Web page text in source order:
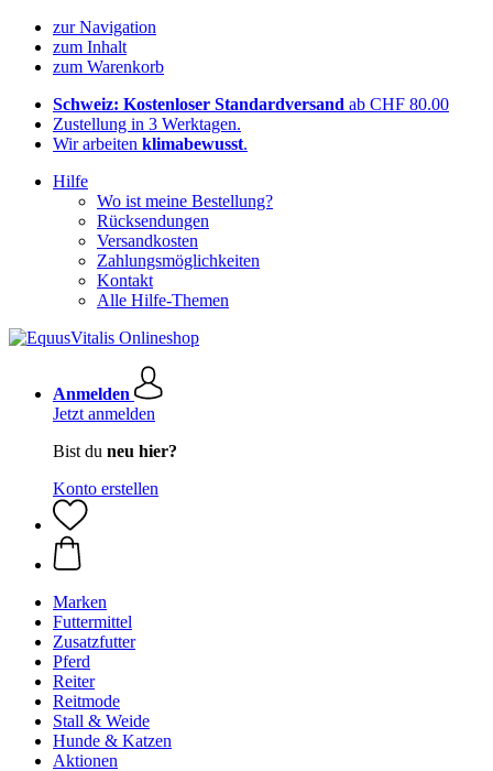
zur Navigation
zum Inhalt
zum Warenkorb
Schweiz: Kostenloser Standardversand ab CHF 80.00
Zustellung in 3 Werktagen.
Wir arbeiten klimabewusst.
Hilfe
Wo ist meine Bestellung?
Rücksendungen
Versandkosten
Zahlungsmöglichkeiten
Kontakt
Alle Hilfe-Themen
Anmelden
Jetzt anmelden
Bist du neu hier?
Konto erstellen
Marken
Futtermittel
Zusatzfutter
Pferd
Reiter
Reitmode
Stall & Weide
Hunde & Katzen
Aktionen